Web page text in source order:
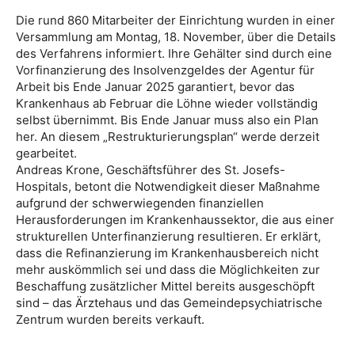
Die rund 860 Mitarbeiter der Einrichtung wurden in einer
Versammlung am Montag, 18. November, über die Details
des Verfahrens informiert. Ihre Gehälter sind durch eine
Vorfinanzierung des Insolvenzgeldes der Agentur für
Arbeit bis Ende Januar 2025 garantiert, bevor das
Krankenhaus ab Februar die Löhne wieder vollständig
selbst übernimmt. Bis Ende Januar muss also ein Plan
her. An diesem „Restrukturierungsplan“ werde derzeit
gearbeitet.
Andreas Krone, Geschäftsführer des St. Josefs-
Hospitals, betont die Notwendigkeit dieser Maßnahme
aufgrund der schwerwiegenden finanziellen
Herausforderungen im Krankenhaussektor, die aus einer
strukturellen Unterfinanzierung resultieren. Er erklärt,
dass die Refinanzierung im Krankenhausbereich nicht
mehr auskömmlich sei und dass die Möglichkeiten zur
Beschaffung zusätzlicher Mittel bereits ausgeschöpft
sind – das Ärztehaus und das Gemeindepsychiatrische
Zentrum wurden bereits verkauft.